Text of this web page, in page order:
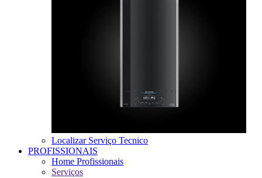
Localizar Serviço Tecnico
PROFISSIONAIS
Home Profissionais
Serviços